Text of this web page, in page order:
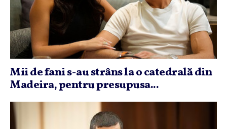
Mii de fani s-au strâns la o catedrală din
Madeira, pentru presupusa...